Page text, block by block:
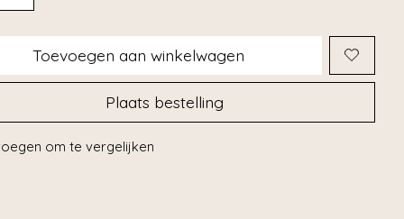
Toevoegen aan winkelwagen
Plaats bestelling
om te vergelijken